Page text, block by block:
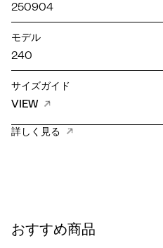
250904
モデル
240
サイズガイド
VIEW
詳しく見る
おすすめ商品